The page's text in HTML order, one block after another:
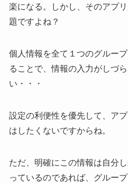
楽になる。しかし、そのアプ
題ですよね？
個人情報を全て１つのグルー
ることで、情報の入力がしづ
い・・・
設定の利便性を優先して、ア
はしたくないですからね。
ただ、明確にこの情報は自分
っているのであれば、グルー